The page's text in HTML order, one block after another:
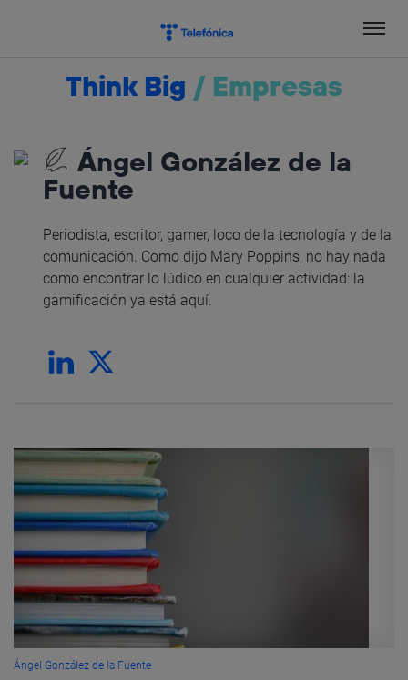
Think Big / Empresas
Ángel González de la
Fuente
Periodista, escritor, gamer, loco de la tecnología y de la
comunicación. Como dijo Mary Poppins, no hay nada
como encontrar lo lúdico en cualquier actividad: la
gamificación ya está aquí.
Ángel González de la Fuente